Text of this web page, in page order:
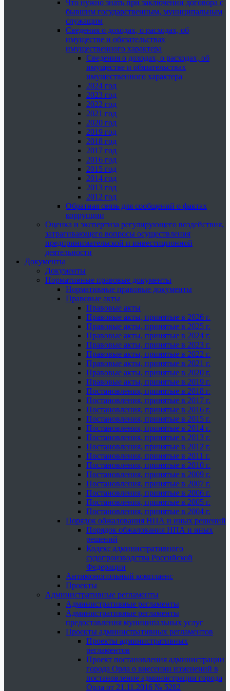
Что нужно знать при заключении договора с
бывшим государственным, муниципальным
служащим
Сведения о доходах, о расходах, об
имуществе и обязательствах
имущественного характера
Сведения о доходах, о расходах, об
имуществе и обязательствах
имущественного характера
2024 год
2023 год
2022 год
2021 год
2020 год
2019 год
2018 год
2017 год
2016 год
2015 год
2014 год
2013 год
2012 год
Обратная связь для сообщений о фактах
коррупции
Оценка и экспертиза регулирующего воздействия,
затрагивающего вопросы осуществления
предпринимательской и инвестиционной
деятельности
Документы
Документы
Нормативные правовые документы
Нормативные правовые документы
Правовые акты
Правовые акты
Правовые акты, принятые в 2026 г.
Правовые акты, принятые в 2025 г.
Правовые акты, принятые в 2024 г.
Правовые акты, принятые в 2023 г.
Правовые акты, принятые в 2022 г.
Правовые акты, принятые в 2021 г.
Правовые акты, принятые в 2020 г.
Правовые акты, принятые в 2019 г.
Постановления, принятые в 2018 г.
Постановления, принятые в 2017 г.
Постановления, принятые в 2016 г.
Постановления, принятые в 2015 г.
Постановления, принятые в 2014 г.
Постановления, принятые в 2013 г.
Постановления, принятые в 2012 г.
Постановления, принятые в 2011 г.
Постановления, принятые в 2010 г.
Постановления, принятые в 2009 г.
Постановления, принятые в 2007 г.
Постановления, принятые в 2006 г.
Постановления, принятые в 2005 г.
Постановления, принятые в 2004 г.
Порядок обжалования НПА и иных решений
Порядок обжалования НПА и иных
решений
Кодекс административного
судопроизводства Российской
Федерации
Антимонопольный комплаенс
Проекты
Административные регламенты
Административные регламенты
Административные регламенты
предоставления муниципальных услуг
Проекты административных регламентов
Проекты административных
регламентов
Проект постановления администрации
города Орла о внесении изменений в
постановление администрации города
Орла от 21.11.2016 № 5282